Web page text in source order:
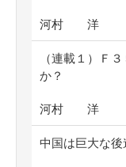
河村 洋
（連載１）Ｆ
か？
河村 洋
中国は巨大な